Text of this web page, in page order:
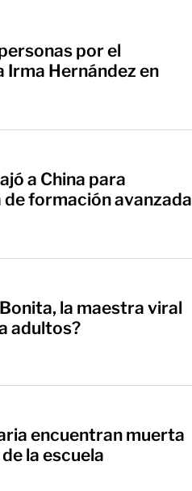
por el
Irma Hernández en
a China para
formación avanzada
la maestra viral
adultos?
encuentran muerta
la escuela